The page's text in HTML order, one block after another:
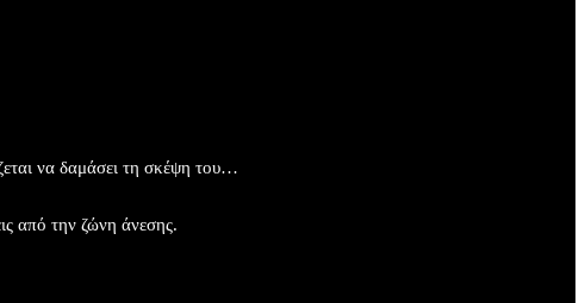
να δαμάσει τη σκέψη του…
από την ζώνη άνεσης.